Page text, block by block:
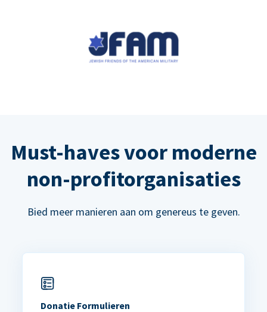
Must-haves voor moderne
non-profitorganisaties
Bied meer manieren aan om genereus te geven.
Donatie Formulieren